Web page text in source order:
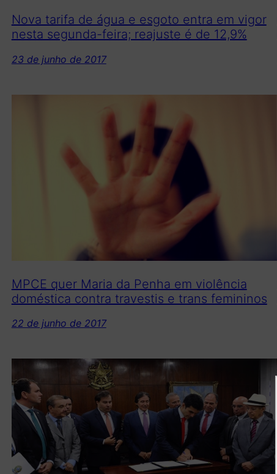
Nova tarifa de água e esgoto entra em vigor
nesta segunda-feira; reajuste é de 12,9%
23 de junho de 2017
MPCE quer Maria da Penha em violência
doméstica contra travestis e trans femininos
22 de junho de 2017